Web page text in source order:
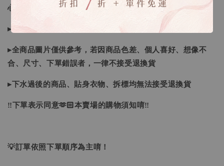
心購買唷！
▸商品收到後有任何問題請於三天內私訊反應～
▸全商品圖片僅供參考，若因商品色差、個人喜好、想像不
合、尺寸、下單錯誤者，一律不接受退換貨
▸下水過後的商品、貼身衣物、拆標均無法接受退換貨
‼下單表示同意🫶🏻本賣場的購物須知唷‼
💡訂單依照下單順序為主唷！